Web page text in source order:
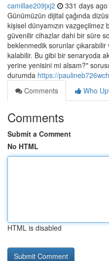
camillae209jxj2 331 days ago
Günümüzün dijital çağında
kişisel dünyamızın
güvenilir cihazlar dahi bir süre
beklenmedik sorunlar
kalabilir. Bu gibi bir senaryoda
yerine yenisini mi alsam?"
durumda https://
Comments
Who
Comments
Submit a Comment
No HTML
HTML is disabled